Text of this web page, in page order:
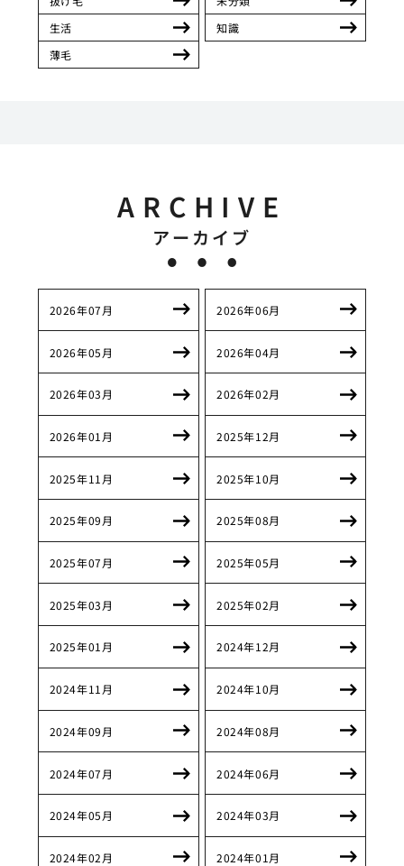
生活
知識
薄毛
ARCHIVE
アーカイブ
2026年07月 2026年06月
2026年05月 2026年04月
2026年03月 2026年02月
2026年01月 2025年12月
2025年11月 2025年10月
2025年09月 2025年08月
2025年07月 2025年05月
2025年03月 2025年02月
2025年01月 2024年12月
2024年11月 2024年10月
2024年09月 2024年08月
2024年07月 2024年06月
2024年05月 2024年03月
2024年02月 2024年01月